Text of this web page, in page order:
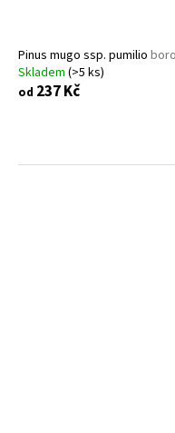
Pinus mugo ssp. pumilio
Skladem (>5 ks)
od 237 Kč